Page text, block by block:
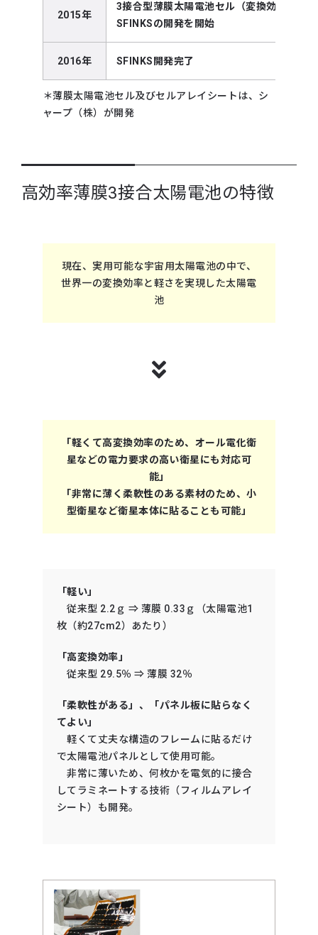
2015年
3接合型薄膜太陽電池セル（変換効率30％
SFINKSの開発を開始
2016年 SFINKS開発完了
＊薄膜太陽電池セル及びセルアレイシートは、シ
ャープ（株）が開発
高効率薄膜3接合太陽電池の特徴
現在、実用可能な宇宙用太陽電池の中で、
世界一の変換効率と軽さを実現した太陽電
池
「軽くて高変換効率のため、オール電化衛
星などの電力要求の高い衛星にも対応可
能」
「非常に薄く柔軟性のある素材のため、小
型衛星など衛星本体に貼ることも可能」
「軽い」
従来型 2.2ｇ ⇒ 薄膜 0.33ｇ（太陽電池1
枚（約27cm2）あたり）
「高変換効率」
従来型 29.5％ ⇒ 薄膜 32％
「柔軟性がある」、「パネル板に貼らなく
てよい」
軽くて丈夫な構造のフレームに貼るだけ
で太陽電池パネルとして使用可能。
非常に薄いため、何枚かを電気的に接合
してラミネートする技術（フィルムアレイ
シート）も開発。